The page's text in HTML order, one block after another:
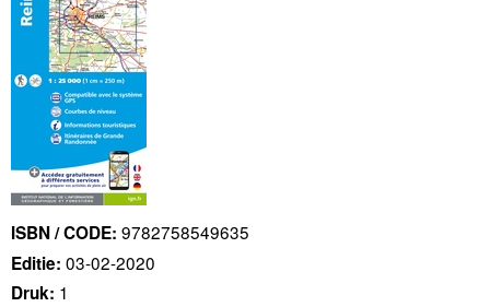
ISBN / CODE: 9782758549635
Editie: 03-02-2020
Druk: 1